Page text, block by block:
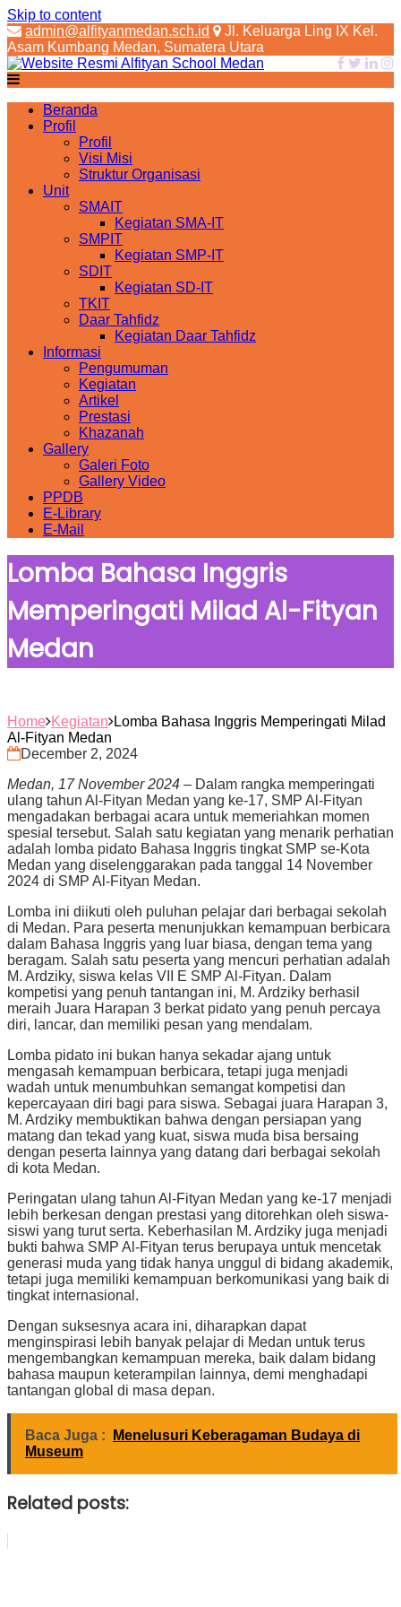
Skip to content
admin@alfityanmedan.sch.id
Jl. Keluarga Ling IX Kel.
Asam Kumbang Medan, Sumatera Utara
Beranda
Profil
Profil
Visi Misi
Struktur Organisasi
Unit
SMAIT
Kegiatan SMA-IT
SMPIT
Kegiatan SMP-IT
SDIT
Kegiatan SD-IT
TKIT
Daar Tahfidz
Kegiatan Daar Tahfidz
Informasi
Pengumuman
Kegiatan
Artikel
Prestasi
Khazanah
Gallery
Galeri Foto
Gallery Video
PPDB
E-Library
E-Mail
Lomba Bahasa Inggris
Memperingati Milad Al-Fityan
Medan
Home Kegiatan Lomba Bahasa Inggris Memperingati Milad
Al-Fityan Medan
December 2, 2024
Medan, 17 November 2024 – Dalam rangka memperingati
ulang tahun Al-Fityan Medan yang ke-17, SMP Al-Fityan
mengadakan berbagai acara untuk memeriahkan momen
spesial tersebut. Salah satu kegiatan yang menarik perhatian
adalah lomba pidato Bahasa Inggris tingkat SMP se-Kota
Medan yang diselenggarakan pada tanggal 14 November
2024 di SMP Al-Fityan Medan.
Lomba ini diikuti oleh puluhan pelajar dari berbagai sekolah
di Medan. Para peserta menunjukkan kemampuan berbicara
dalam Bahasa Inggris yang luar biasa, dengan tema yang
beragam. Salah satu peserta yang mencuri perhatian adalah
M. Ardziky, siswa kelas VII E SMP Al-Fityan. Dalam
kompetisi yang penuh tantangan ini, M. Ardziky berhasil
meraih Juara Harapan 3 berkat pidato yang penuh percaya
diri, lancar, dan memiliki pesan yang mendalam.
Lomba pidato ini bukan hanya sekadar ajang untuk
mengasah kemampuan berbicara, tetapi juga menjadi
wadah untuk menumbuhkan semangat kompetisi dan
kepercayaan diri bagi para siswa. Sebagai juara Harapan 3,
M. Ardziky membuktikan bahwa dengan persiapan yang
matang dan tekad yang kuat, siswa muda bisa bersaing
dengan peserta lainnya yang datang dari berbagai sekolah
di kota Medan.
Peringatan ulang tahun Al-Fityan Medan yang ke-17 menjadi
lebih berkesan dengan prestasi yang ditorehkan oleh siswa-
siswi yang turut serta. Keberhasilan M. Ardziky juga menjadi
bukti bahwa SMP Al-Fityan terus berupaya untuk mencetak
generasi muda yang tidak hanya unggul di bidang akademik,
tetapi juga memiliki kemampuan berkomunikasi yang baik di
tingkat internasional.
Dengan suksesnya acara ini, diharapkan dapat
menginspirasi lebih banyak pelajar di Medan untuk terus
mengembangkan kemampuan mereka, baik dalam bidang
bahasa maupun keterampilan lainnya, demi menghadapi
tantangan global di masa depan.
Baca Juga :
Menelusuri Keberagaman Budaya di
Museum
Related posts: